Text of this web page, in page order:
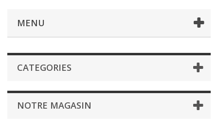
MENU
CATEGORIES
NOTRE MAGASIN